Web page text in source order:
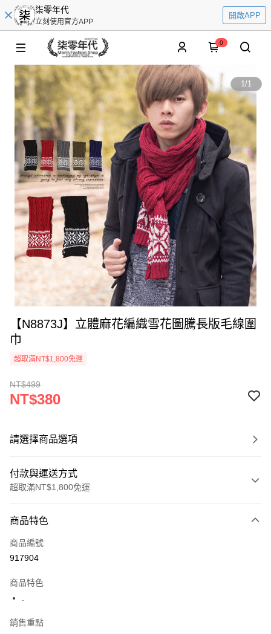
柒零年代
立刻使用官方APP
開啟APP
0
1/1
【N8873J】立體麻花編織雪花圖騰長版毛線圍
巾
超取滿NT$1,800免運
NT$499
NT$380
請選擇商品選項
付款與運送方式
超取滿NT$1,800免運
信用卡一次付款
超商取貨付款
街口支付
商品特色
商品編號
917904
商品特色
銷售重點